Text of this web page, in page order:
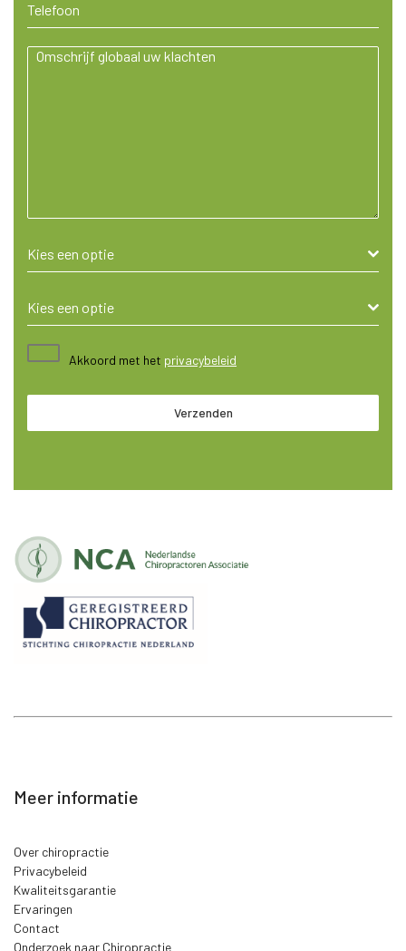
Kies een optie
Kies een optie
Akkoord met het privacybeleid
Verzenden
Meer informatie
Over chiropractie
Privacybeleid
Kwaliteitsgarantie
Ervaringen
Contact
Onderzoek naar Chiropractie